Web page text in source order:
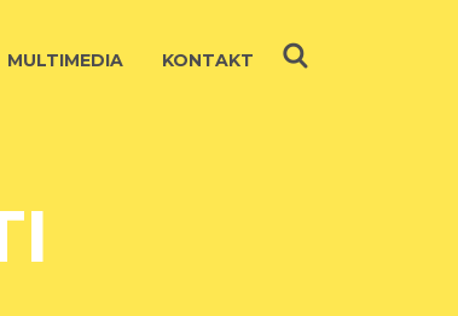
MULTIMEDIA KONTAKT